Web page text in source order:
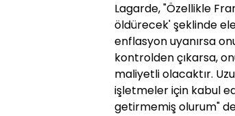
Lagarde, "Özellikle
öldürecek' şeklinde
enflasyon uyanırsa
kontrolden çıkarsa,
maliyetli olacaktır.
işletmeler için kabul
getirmemiş olurum"